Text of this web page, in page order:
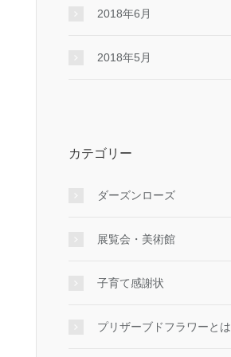
2018年6月
2018年5月
カテゴリー
ダーズンローズ
展覧会・美術館
子育て感謝状
プリザーブドフラワーとは